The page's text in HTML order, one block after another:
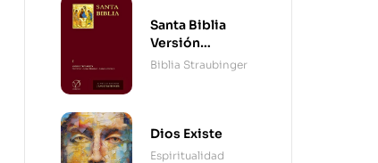
Santa Biblia
Versión
Straubinger - 2
Biblia Straubinger
Dios Existe
Espiritualidad